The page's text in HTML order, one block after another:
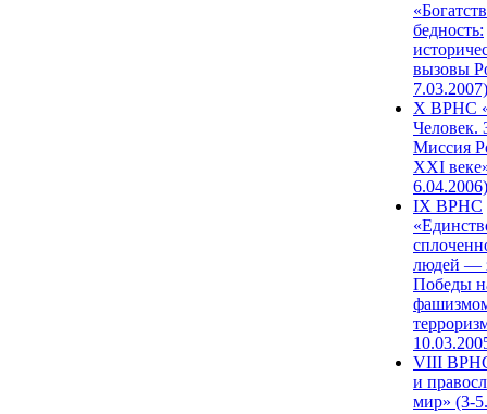
бедность:
вызовы
7.03.2007)
X ВРНС
Человек.
Миссия
XXI
6.04.2006)
IX ВРНС
людей —
Победы
VIII
и
мир» (3-